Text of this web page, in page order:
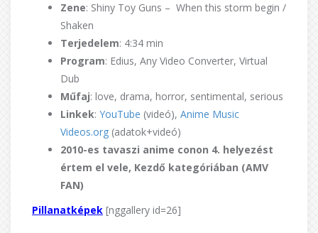
Zene: Shiny Toy Guns – When this storm begin /
Shaken
Terjedelem: 4:34 min
Program: Edius, Any Video Converter, Virtual
Dub
Műfaj: love, drama, horror, sentimental, serious
Linkek: YouTube (videó), Anime Music
Videos.org (adatok+videó)
2010-es tavaszi anime conon 4. helyezést
értem el vele, Kezdő kategóriában (AMV
FAN)
Pillanatképek [nggallery id=26]